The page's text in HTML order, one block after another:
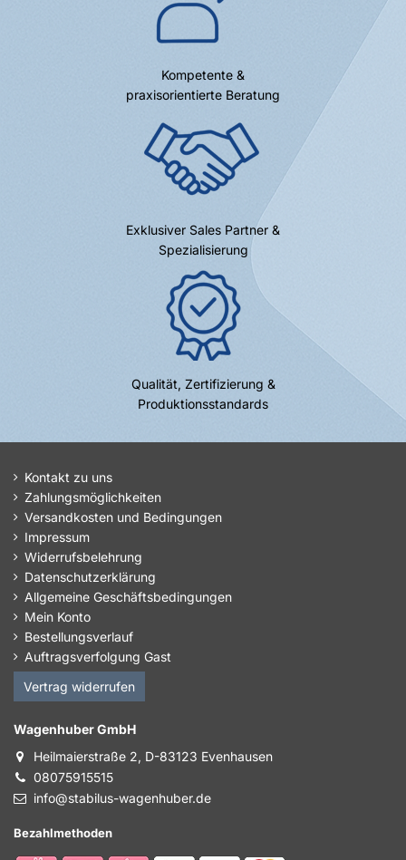
Kompetente &
praxisorientierte Beratung
Exklusiver Sales Partner &
Spezialisierung
Qualität, Zertifizierung &
Produktionsstandards
Kontakt zu uns
Zahlungsmöglichkeiten
Versandkosten und Bedingungen
Impressum
Widerrufsbelehrung
Datenschutzerklärung
Allgemeine Geschäftsbedingungen
Mein Konto
Bestellungsverlauf
Auftragsverfolgung Gast
Vertrag widerrufen
Wagenhuber GmbH
Heilmaierstraße 2, D-83123 Evenhausen
08075915515
info@stabilus-wagenhuber.de
Bezahlmethoden